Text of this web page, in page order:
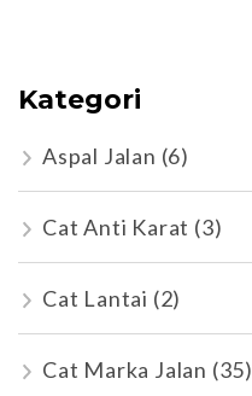
Kategori
Aspal Jalan (6)
Cat Anti Karat (3)
Cat Lantai (2)
Cat Marka Jalan (35)